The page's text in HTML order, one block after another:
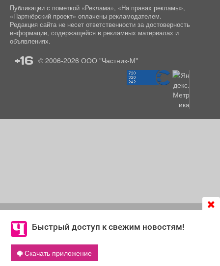
Быстрый доступ к свежим новостям!
Скачать приложение
согласие на обработку файлов cookie, которые
обеспечивают корректную работу сайта и сбора
информации для улучшения качества сервисов.
Что такое cookie
Публикации с пометкой «Реклама», «На правах рекламы»,
«Партнёрский проект» оплачены рекламодателем.
Редакция сайта не несет ответственности за достоверность
информации, содержащейся в рекламных материалах и
объявлениях.
+16 © 2006-2026 ООО "Частник-М"